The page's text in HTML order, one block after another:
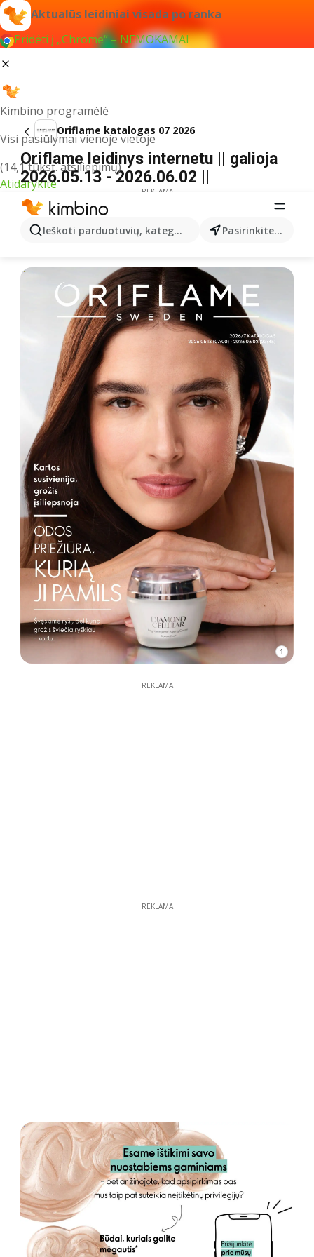
Aktualūs leidiniai visada po ranka
Pridėti į „Chrome“ – NEMOKAMAI
Kimbino programėlė
Visi pasiūlymai vienoje vietoje
(14,1 tūkst. atsiliepimų)
Atidarykite
Ieškoti parduotuvių, kategorijų, produktų... Pasirinkite miestą
Oriflame katalogas 07 2026
Oriflame leidinys internetu || galioja
2026.05.13 - 2026.06.02 ||
REKLAMA
1
REKLAMA
REKLAMA